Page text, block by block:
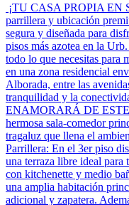
¡TU CASA PROPIA EN
parrillera y ubicación
segura y diseñada para
pisos más azotea en la
todo lo que necesitas para
en una zona residencial
Alborada, entre las
tranquilidad y la
ENAMORARÁ DE ESTE
hermosa sala-comedor
tragaluz que llena el
Parrillera: En el 3er piso
una terraza libre ideal para
con kitchenette y medio
una amplia habitación
adicional y zapatera.